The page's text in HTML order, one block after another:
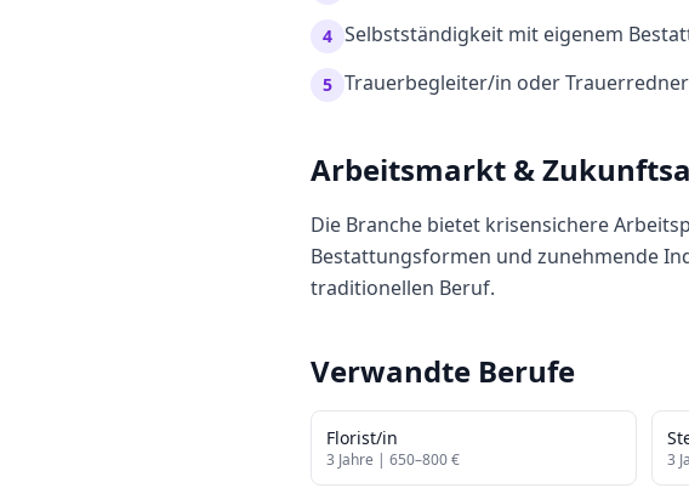
4 Selbstständigkeit mit eigenem
5 Trauerbegleiter/in oder
Arbeitsmarkt &
Die Branche bietet krisensichere
Bestattungsformen und zunehmende
traditionellen Beruf.
Verwandte Berufe
Florist/in
3 Jahre | 650–800€ 3